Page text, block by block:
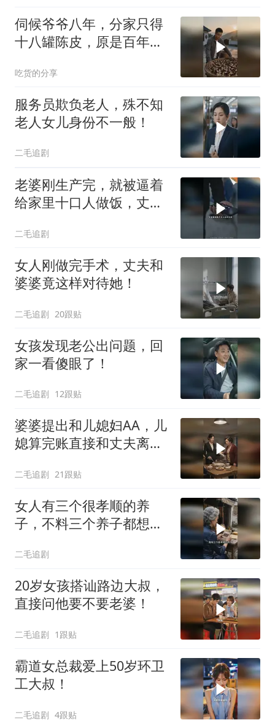
伺候爷爷八年，分家只得
十八罐陈皮，原是百年传
吃货的分享
服务员欺负老人，殊不知
老人女儿身份不一般！
二毛追剧
老婆刚生产完，就被逼着
给家里十口人做饭，丈夫
二毛追剧
女人刚做完手术，丈夫和
婆婆竟这样对待她！
二毛追剧 20跟贴
女孩发现老公出问题，回
家一看傻眼了！
二毛追剧 12跟贴
婆婆提出和儿媳妇AA，儿
媳算完账直接和丈夫离
二毛追剧 21跟贴
女人有三个很孝顺的养
子，不料三个养子都想害
二毛追剧
20岁女孩搭讪路边大叔，
直接问他要不要老婆！
二毛追剧 1跟贴
霸道女总裁爱上50岁环卫
工大叔！
二毛追剧 4跟贴